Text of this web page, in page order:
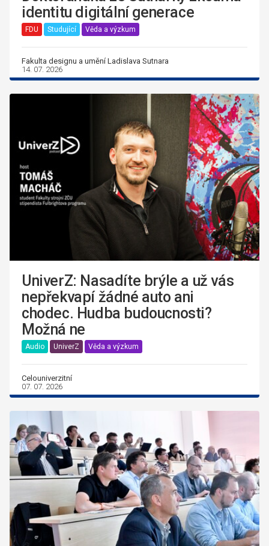
identitu digitální generace
FDU Studující Věda a výzkum
Fakulta designu a umění Ladislava Sutnara
14. 07. 2026
UniverZ: Nasadíte brýle a už vás
nepřekvapí žádné auto ani
chodec. Hudba budoucnosti?
Možná ne
Audio UniverZ Věda a výzkum
Celouniverzitní
07. 07. 2026